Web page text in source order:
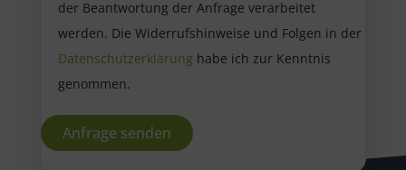
der Beantwortung der Anfrage verarbeitet
werden. Die Widerrufshinweise und Folgen in der
Datenschutzerklärung habe ich zur Kenntnis
genommen.